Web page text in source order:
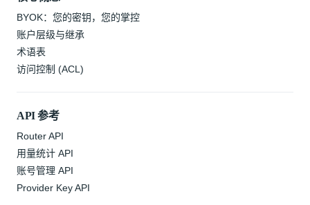
BYOK：您的密钥，您的掌控
账户层级与继承
术语表
访问控制 (ACL)
API 参考
Router API
用量统计 API
账号管理 API
Provider Key API